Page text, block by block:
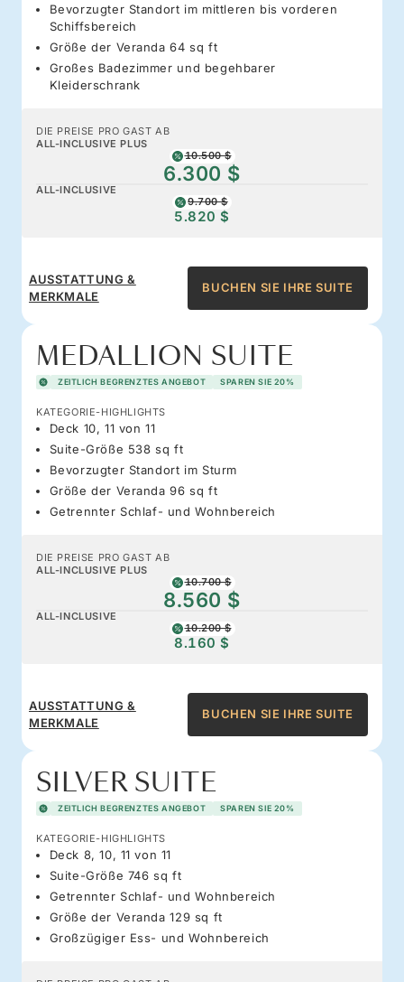
Bevorzugter Standort im mittleren bis vorderen
Schiffsbereich
Größe der Veranda 64 sq ft
Großes Badezimmer und begehbarer
Kleiderschrank
DIE PREISE PRO GAST AB
ALL-INCLUSIVE PLUS
10.500 $
6.300 $
ALL-INCLUSIVE
9.700 $
5.820 $
AUSSTATTUNG &
MERKMALE
BUCHEN SIE IHRE SUITE
MEDALLION SUITE
ZEITLICH BEGRENZTES ANGEBOT SPAREN SIE 20%
KATEGORIE-HIGHLIGHTS
Deck 10, 11 von 11
Suite-Größe 538 sq ft
Bevorzugter Standort im Sturm
Größe der Veranda 96 sq ft
Getrennter Schlaf- und Wohnbereich
DIE PREISE PRO GAST AB
ALL-INCLUSIVE PLUS
10.700 $
8.560 $
ALL-INCLUSIVE
10.200 $
8.160 $
AUSSTATTUNG &
MERKMALE
BUCHEN SIE IHRE SUITE
SILVER SUITE
ZEITLICH BEGRENZTES ANGEBOT SPAREN SIE 20%
KATEGORIE-HIGHLIGHTS
Deck 8, 10, 11 von 11
Suite-Größe 746 sq ft
Getrennter Schlaf- und Wohnbereich
Größe der Veranda 129 sq ft
Großzügiger Ess- und Wohnbereich